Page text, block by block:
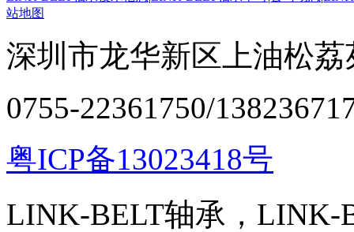
站地图
深圳市龙华新区上油松
0755-22361750/
粤ICP备13023418号
LINK-BELT轴承，LINK-